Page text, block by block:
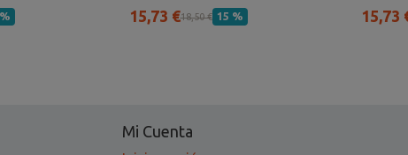
15,73 €18,50 € 15 % 15,73
Mi Cuenta